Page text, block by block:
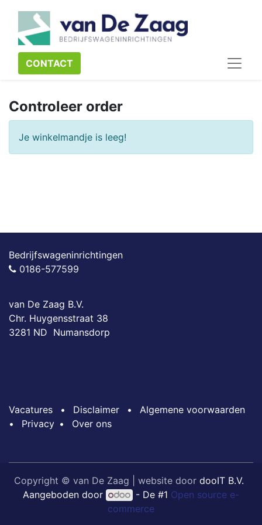
CONTACT​​​​
Controleer order
Je winkelmandje is leeg!
Bedrijfswageninrichtingen
0186-577599
van De Zaag B.V.
Chr. Huygensstraat 38
3281 ND Numansdorp
Vacatures • Disclaimer •
Algemene voorwaarden
•
Privacy • Over ons
Copyright © van De Zaag | website door dooIT B.V.
Aangeboden door
- De #1 Open source e-
commerce